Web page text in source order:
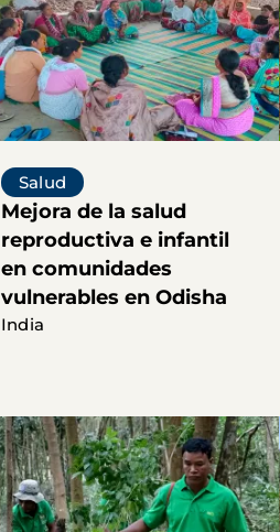
Salud
Mejora de la salud
reproductiva e infantil
en comunidades
vulnerables en Odisha
India